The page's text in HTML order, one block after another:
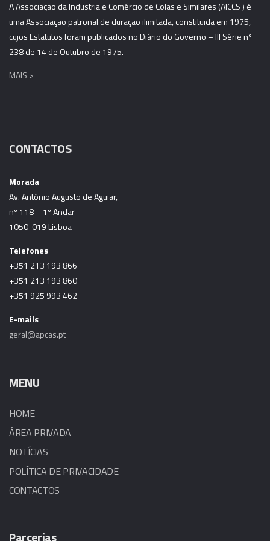
A Associação da Industria e Comércio de Colas e Similares (AICCS ) é
uma Associação patronal de duração ilimitada, constituida em 1975,
cujos Estatutos foram publicados no Diário do Governo – III Série nº
238 de 14 de Outubro de 1975.
MAIS >
CONTACTOS
Morada
Av. António Augusto de Aguiar,
nº 118 – 1º Andar
1050-019 Lisboa
Telefones
+351 213 193 866
+351 213 193 860
+351 925 993 462
E-mails
geral@apcas.pt
MENU
HOME
ÁREA PRIVADA
NOTÍCIAS
POLÍTICA DE PRIVACIDADE
CONTACTOS
Parcerias